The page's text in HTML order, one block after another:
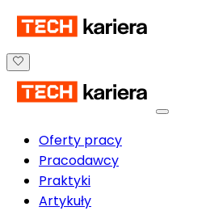
Oferty pracy
Pracodawcy
Praktyki
Artykuły